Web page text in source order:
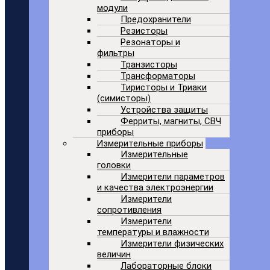
модули
Предохранители
Резисторы
Резонаторы и
фильтры
Транзисторы
Трансформаторы
Тиристоры и Триаки
(симисторы)
Устройства защиты
Ферриты, магниты, СВЧ
приборы
Измерительные приборы
Измерительные
головки
Измерители параметров
и качества электроэнергии
Измерители
сопротивления
Измерители
температуры и влажности
Измерители физических
величин
Лабораторные блоки